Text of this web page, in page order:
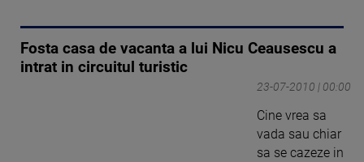
Fosta casa de vacanta a lui Nicu Ceausescu a
intrat in circuitul turistic
23-07-2010 | 00:00
Cine vrea sa
vada sau chiar
sa se cazeze in